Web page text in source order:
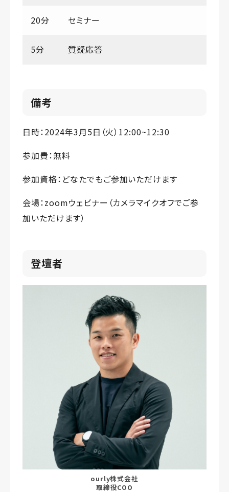
20分 セミナー
5分 質疑応答
備考
日時：2024年3月5日（火）12:00~12:30
参加費：無料
参加資格：どなたでもご参加いただけます
会場：zoomウェビナー（カメラマイクオフでご参
加いただけます）
登壇者
ourly株式会社
取締役COO